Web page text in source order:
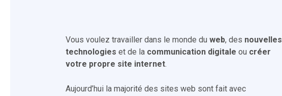
Vous voulez travailler dans le monde du web, des nouvelles
technologies et de la communication digitale ou créer
votre propre site internet.
Aujourd’hui la majorité des sites web sont fait avec